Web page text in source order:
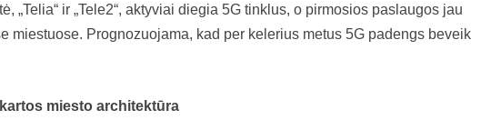
„Telia“ ir „Tele2“, aktyviai diegia 5G tinklus, o pirmosios paslaugos jau
miestuose. Prognozuojama, kad per kelerius metus 5G padengs beveik
miesto architektūra